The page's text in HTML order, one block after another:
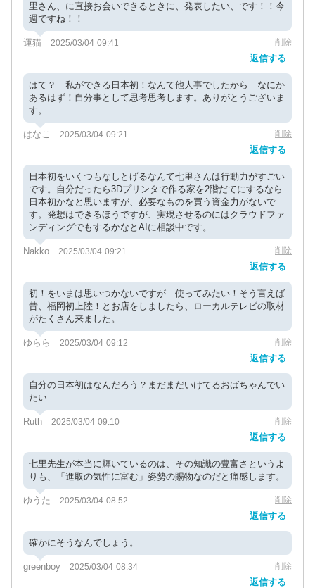
里さん、に直接お会いできるときに、発表したい、です！！今
週ですね！！
運猫 2025/03/04 09:41 削除
返信する
はて？ 私ができる日本初！なんて他人事でしたから なにか
あるはず！自分事として思考思考します。ありがとうございま
す。
はなこ 2025/03/04 09:21 削除
返信する
日本初をいくつもなしとげるなんて七里さんは行動力がすごい
です。自分だったら3Dプリンタで作る家を2階だてにするなら
日本初かなと思いますが、必要なものを買う資金力がないで
す。発想はできるほうですが、実現させるのにはクラウドファ
ンディングでもするかなとAIに相談中です。
Nakko 2025/03/04 09:21 削除
返信する
初！をいまは思いつかないですが…使ってみたい！そう言えば
昔、福岡初上陸！とお店をしましたら、ローカルテレビの取材
がたくさん来ました。
ゆらら 2025/03/04 09:12 削除
返信する
自分の日本初はなんだろう？まだまだいけてるおばちゃんでい
たい
Ruth 2025/03/04 09:10 削除
返信する
七里先生が本当に輝いているのは、その知識の豊富さというよ
りも、「進取の気性に富む」姿勢の賜物なのだと痛感します。
ゆうた 2025/03/04 08:52 削除
返信する
確かにそうなんでしょう。
greenboy 2025/03/04 08:34 削除
返信する